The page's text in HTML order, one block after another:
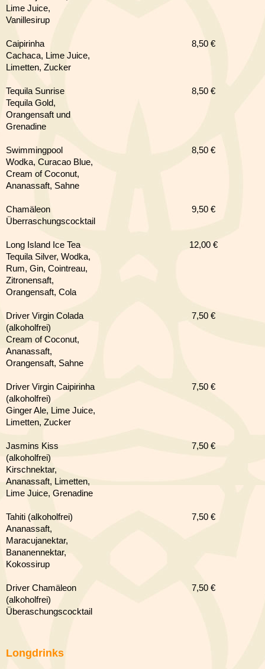
Lime Juice,
Vanillesirup
Caipirinha
Cachaca, Lime Juice,
Limetten, Zucker
8,50 €
Tequila Sunrise
Tequila Gold,
Orangensaft und
Grenadine
8,50 €
Swimmingpool
Wodka, Curacao Blue,
Cream of Coconut,
Ananassaft, Sahne
8,50 €
Chamäleon
Überraschungscocktail
9,50 €
Long Island Ice Tea
Tequila Silver, Wodka,
Rum, Gin, Cointreau,
Zitronensaft,
Orangensaft, Cola
12,00 €
Driver Virgin Colada
(alkoholfrei)
Cream of Coconut,
Ananassaft,
Orangensaft, Sahne
7,50 €
Driver Virgin Caipirinha
(alkoholfrei)
Ginger Ale, Lime Juice,
Limetten, Zucker
7,50 €
Jasmins Kiss
(alkoholfrei)
Kirschnektar,
Ananassaft, Limetten,
Lime Juice, Grenadine
7,50 €
Tahiti (alkoholfrei)
Ananassaft,
Maracujanektar,
Bananennektar,
Kokossirup
7,50 €
Driver Chamäleon
(alkoholfrei)
Überaschungscocktail
7,50 €
Longdrinks